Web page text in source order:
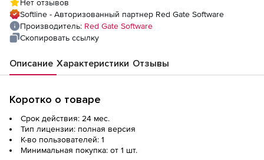
Нет отзывов
Softline - Авторизованный партнер Red Gate Software
Производитель: Red Gate Software
Скопировать ссылку
Описание Характеристики Отзывы
Коротко о товаре
Срок действия: 24 мес.
Тип лицензии: полная версия
К-во пользователей: 1
Минимальная покупка: от 1 шт.